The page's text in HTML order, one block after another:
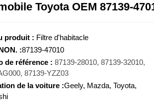
FILTRE À
Toyota OEM 87139-
produit : Filtre d'habitacle
:87139-47010
de référence : 87139-28010, 87139-32010,
87139-YZZ03
de la voiture :Geely, Mazda, Toyota,